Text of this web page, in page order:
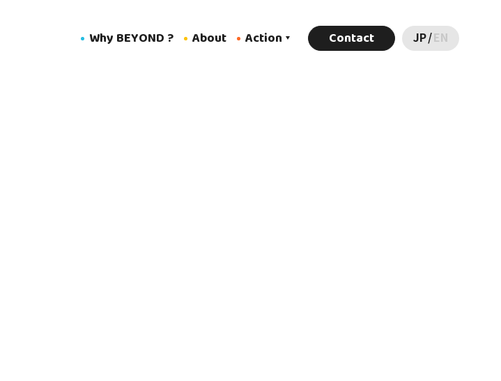
Why BEYOND ? About Action Contact JP/EN